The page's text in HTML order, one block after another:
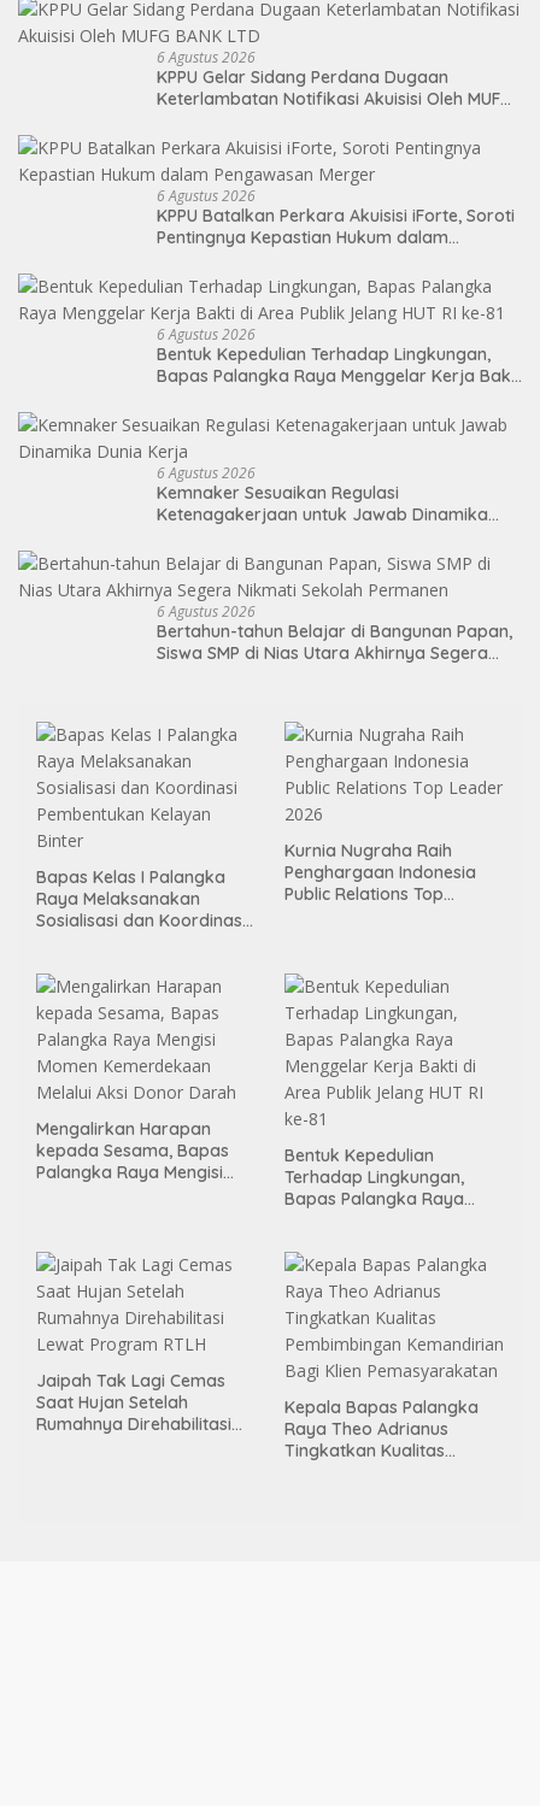
6 Agustus 2026
KPPU Gelar Sidang Perdana Dugaan
Keterlambatan Notifikasi Akuisisi Oleh MUFG
6 Agustus 2026
KPPU Batalkan Perkara Akuisisi iForte, Soroti
Pentingnya Kepastian Hukum dalam
6 Agustus 2026
Bentuk Kepedulian Terhadap Lingkungan,
Bapas Palangka Raya Menggelar Kerja Bakti
6 Agustus 2026
Kemnaker Sesuaikan Regulasi
Ketenagakerjaan untuk Jawab Dinamika
6 Agustus 2026
Bertahun-tahun Belajar di Bangunan Papan,
Siswa SMP di Nias Utara Akhirnya Segera
Bapas Kelas I Palangka
Raya Melaksanakan
Sosialisasi dan Koordinasi
Kurnia Nugraha Raih
Penghargaan Indonesia
Public Relations Top
Mengalirkan Harapan
kepada Sesama, Bapas
Palangka Raya Mengisi
Bentuk Kepedulian
Terhadap Lingkungan,
Bapas Palangka Raya
ke-81
Jaipah Tak Lagi Cemas
Saat Hujan Setelah
Rumahnya Direhabilitasi
Kepala Bapas Palangka
Raya Theo Adrianus
Tingkatkan Kualitas